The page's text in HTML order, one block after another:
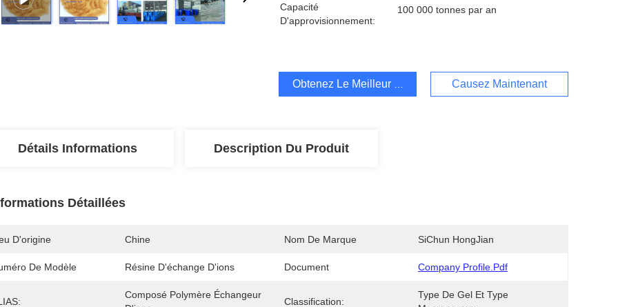
Capacité
D'approvisionnement:
100 000 tonnes par an
Obtenez Le Meilleur Prix Causez Maintenant
Détails Informations Description Du Produit
Détaillées
D'origine Chine Nom De Marque SiChun HongJian
De Modèle Résine D'échange D'ions Document Company Profile.pdf
Composé Polymère Échangeur
Classification:
Type De Gel Et Type